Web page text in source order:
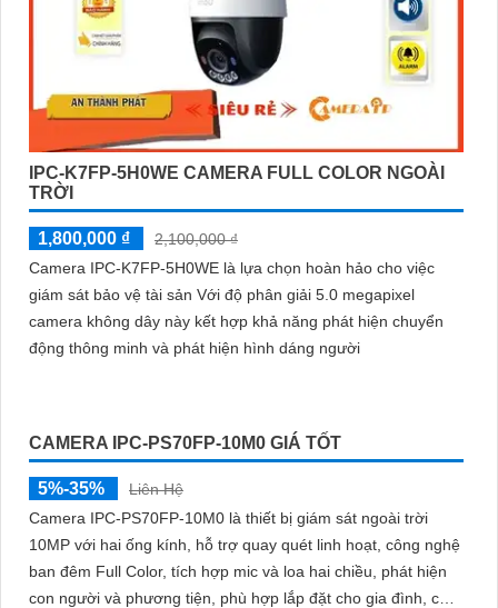
IPC-K7FP-5H0WE CAMERA FULL COLOR NGOÀI
TRỜI
1,800,000 ₫
2,100,000 ₫
Camera IPC-K7FP-5H0WE là lựa chọn hoàn hảo cho việc
giám sát bảo vệ tài sản Với độ phân giải 5.0 megapixel
camera không dây này kết hợp khả năng phát hiện chuyển
động thông minh và phát hiện hình dáng người
CAMERA IPC-PS70FP-10M0 GIÁ TỐT
5%-35%
Liên Hệ
Camera IPC-PS70FP-10M0 là thiết bị giám sát ngoài trời
10MP với hai ống kính, hỗ trợ quay quét linh hoạt, công nghệ
ban đêm Full Color, tích hợp mic và loa hai chiều, phát hiện
con người và phương tiện, phù hợp lắp đặt cho gia đình, cửa